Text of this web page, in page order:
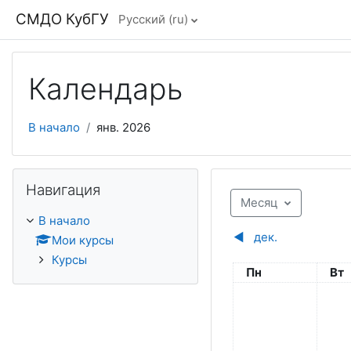
СМДО КубГУ Русский ‎(ru)‎
Календарь
В начало янв. 2026
Месяц
◀︎ дек.
Понедельник
Пн Вт
Навигация
В начало
Мои курсы
Курсы